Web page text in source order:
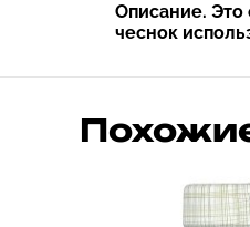
Описание. Это
чеснок